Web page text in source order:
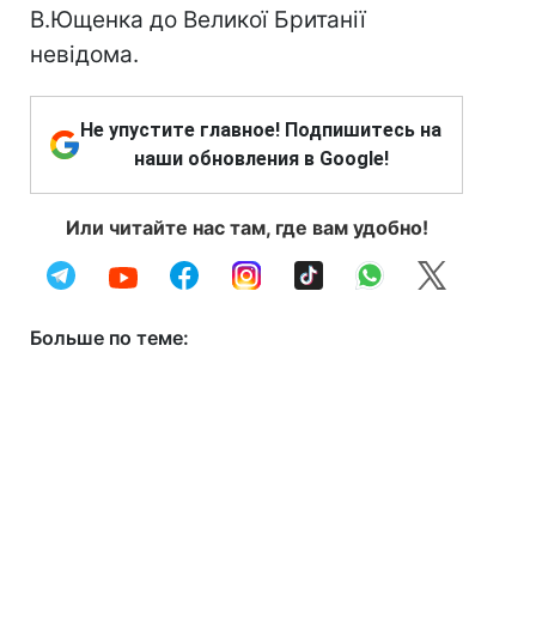
В.Ющенка до Великої Британії
невідома.
Не упустите главное! Подпишитесь на
наши обновления в Google!
Или читайте нас там, где вам удобно!
Больше по теме: